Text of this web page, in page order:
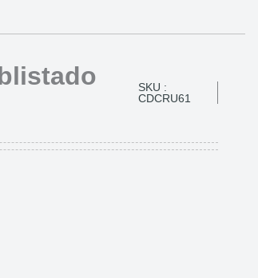
SKU :
CDCRU61